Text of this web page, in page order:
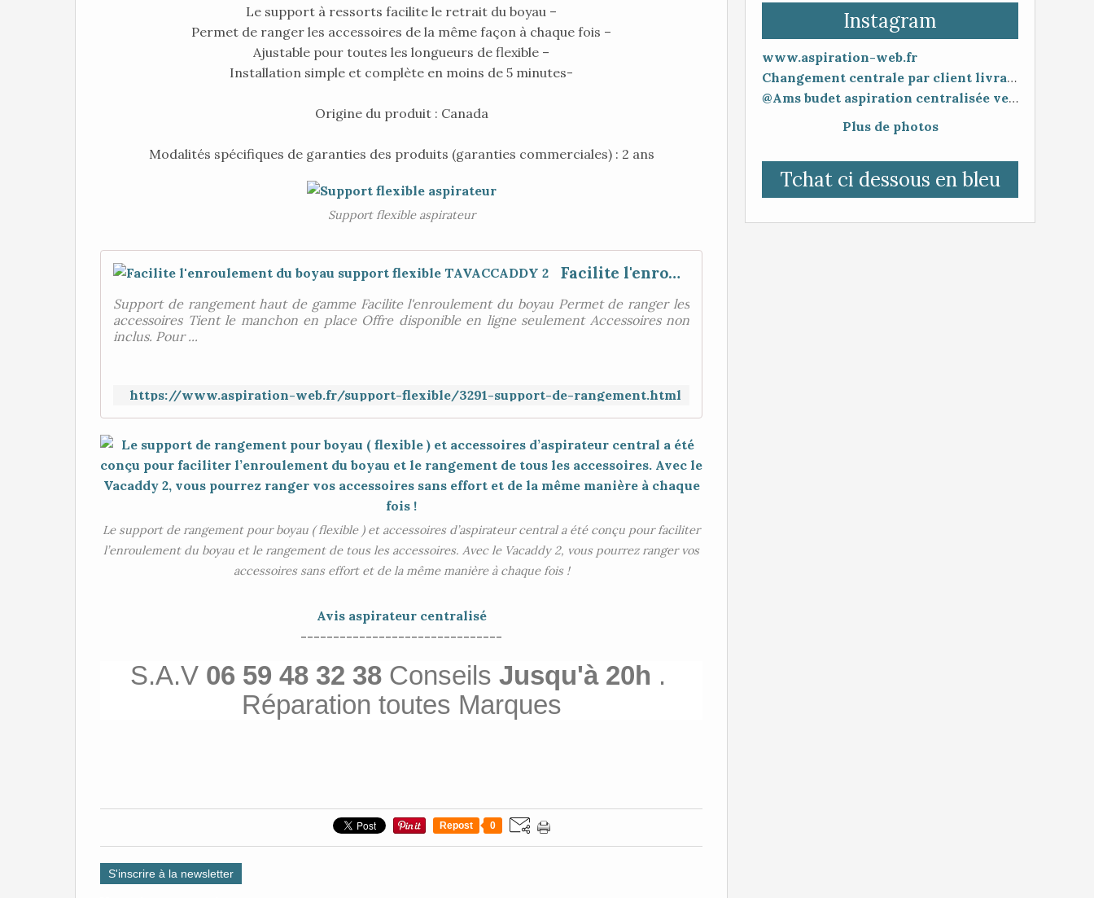
Instagram
www.aspiration-web.fr
Changement centrale par client livraison 48h mise en service 30 minutes
@Ams budet aspiration centralisée vente en ligne www.aspiration-web.fr
Plus de photos
Tchat ci dessous en bleu
Le support à ressorts facilite le retrait du boyau –
Permet de ranger les accessoires de la même façon à chaque fois –
Ajustable pour toutes les longueurs de flexible –
Installation simple et complète en moins de 5 minutes-
Origine du produit : Canada
Modalités spécifiques de garanties des produits (garanties commerciales) : 2 ans
Support flexible aspirateur
Facilite l'enroulement du boyau support flexible TAVACCADDY 2
Support de rangement haut de gamme Facilite l'enroulement du boyau Permet de ranger les
accessoires Tient le manchon en place Offre disponible en ligne seulement Accessoires non
inclus. Pour ...
https://www.aspiration-web.fr/support-flexible/3291-support-de-rangement.html
Le support de rangement pour boyau ( flexible ) et accessoires d’aspirateur central a été conçu pour faciliter
l’enroulement du boyau et le rangement de tous les accessoires. Avec le Vacaddy 2, vous pourrez ranger vos
accessoires sans effort et de la même manière à chaque fois !
Avis aspirateur centralisé
-------------------------------
S.A.V 06 59 48 32 38Conseils Jusqu'à 20h .
Réparation toutes Marques
Repost 0
S'inscrire à la newsletter